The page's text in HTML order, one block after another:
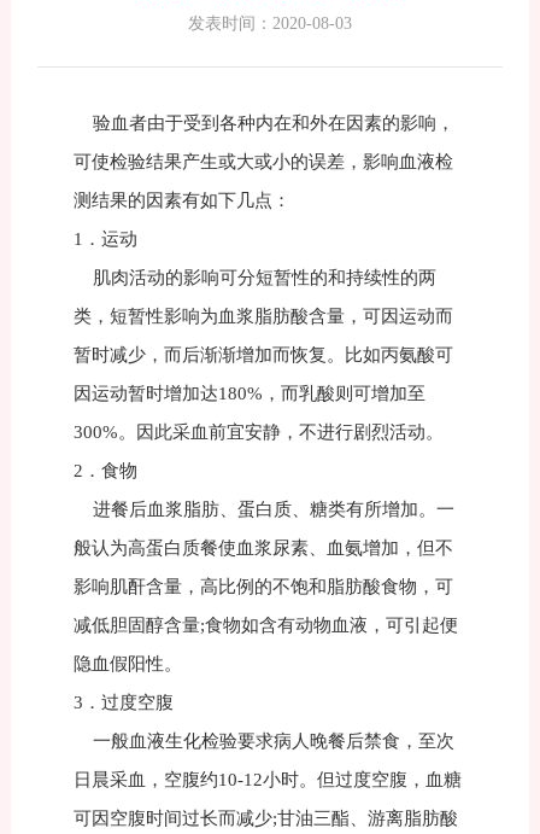
发表时间：2020-08-03
验血者由于受到各种内在和外在因素的影响，
可使检验结果产生或大或小的误差，影响血液检
测结果的因素有如下几点：
1．运动
肌肉活动的影响可分短暂性的和持续性的两
类，短暂性影响为血浆脂肪酸含量，可因运动而
暂时减少，而后渐渐增加而恢复。比如丙氨酸可
因运动暂时增加达180%，而乳酸则可增加至
300%。因此采血前宜安静，不进行剧烈活动。
2．食物
进餐后血浆脂肪、蛋白质、糖类有所增加。一
般认为高蛋白质餐使血浆尿素、血氨增加，但不
影响肌酐含量，高比例的不饱和脂肪酸食物，可
减低胆固醇含量;食物如含有动物血液，可引起便
隐血假阳性。
3．过度空腹
一般血液生化检验要求病人晚餐后禁食，至次
日晨采血，空腹约10-12小时。但过度空腹，血糖
可因空腹时间过长而减少;甘油三酯、游离脂肪酸